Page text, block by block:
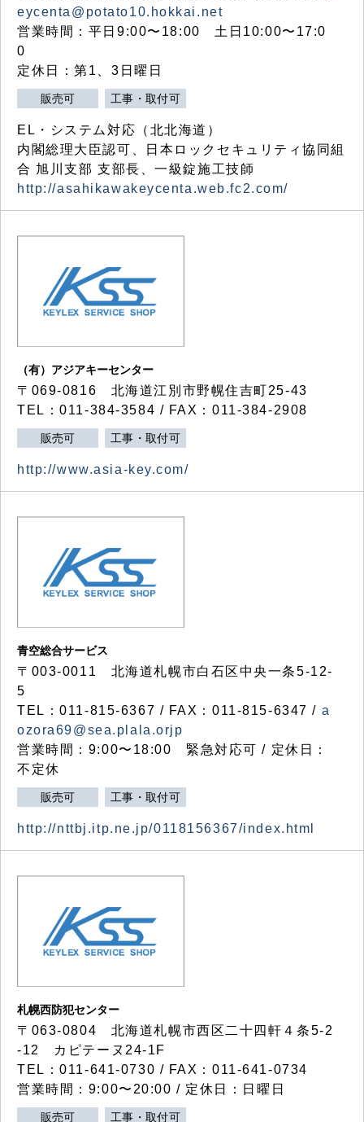
eycenta@potato10.hokkai.net
営業時間：平日9:00〜18:00 土日10:00〜17:0
0
定休日：第1、3日曜日
販売可 工事・取付可
EL・システム対応（北北海道）
内閣総理大臣認可、日本ロックセキュリティ協同組
合 旭川支部 支部長、一級錠施工技師
http://asahikawakeycenta.web.fc2.com/
（有）アジアキーセンター
〒069-0816 北海道江別市野幌住吉町25-43
TEL：011-384-3584 / FAX：011-384-2908
販売可 工事・取付可
http://www.asia-key.com/
青空総合サービス
〒003-0011 北海道札幌市白石区中央一条5-12-
5
TEL：011-815-6367 / FAX：011-815-6347 / a
ozora69@sea.plala.orjp
営業時間：9:00〜18:00 緊急対応可 / 定休日：
不定休
販売可 工事・取付可
http://nttbj.itp.ne.jp/0118156367/index.html
札幌西防犯センター
〒063-0804 北海道札幌市西区二十四軒４条5-2
-12 カピテーヌ24-1F
TEL：011-641-0730 / FAX：011-641-0734
営業時間：9:00〜20:00 / 定休日：日曜日
販売可 工事・取付可